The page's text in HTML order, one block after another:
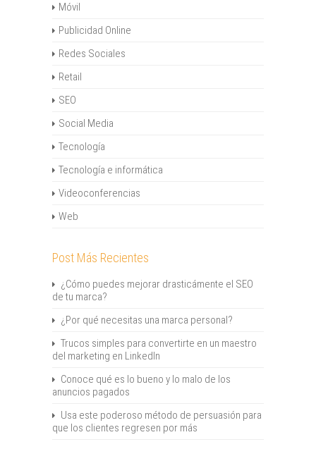
Móvil
Publicidad Online
Redes Sociales
Retail
SEO
Social Media
Tecnología
Tecnología e informática
Videoconferencias
Web
Post Más Recientes
¿Cómo puedes mejorar drasticámente el SEO
de tu marca?
¿Por qué necesitas una marca personal?
Trucos simples para convertirte en un maestro
del marketing en LinkedIn
Conoce qué es lo bueno y lo malo de los
anuncios pagados
Usa este poderoso método de persuasión para
que los clientes regresen por más